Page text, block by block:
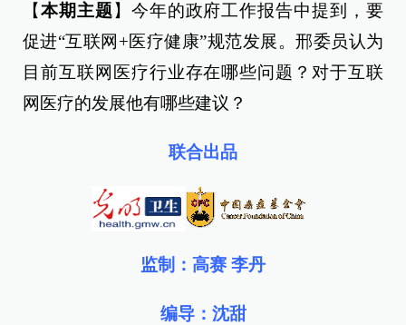
【本期主题】今年的政府工作报告中提到，要
促进“互联网+医疗健康”规范发展。邢委员认为
目前互联网医疗行业存在哪些问题？对于互联
网医疗的发展他有哪些建议？
联合出品
监制：高赛 李丹
编导：沈甜